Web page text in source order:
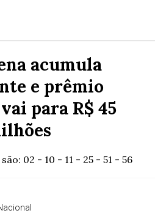
acumula
e prêmio
para R$ 45
02 - 10 - 11 - 25 - 51 - 56